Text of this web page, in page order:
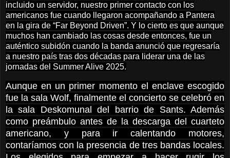
incluido un servidor, nuestro primer contacto con los
americanos fue cuando llegaron acompañando a Pantera
en la gira de “Far Beyond Driven”. Y lo cierto es que aunque
muchos han cambiado las cosas desde entonces, fue un
auténtico subidón cuando la banda anunció que regresaría
a nuestro país tras dos décadas para liderar una de las
jornadas del Summer Alive 2025.
Aunque en un primer momento el enclave escogido
fue la sala Wolf, finalmente el concierto se celebró en
la sala Deskomunal del barrio de Sants. Además
como preámbulo antes de la descarga del cuarteto
americano, y para ir calentando motores,
contaríamos con la presencia de tres bandas locales.